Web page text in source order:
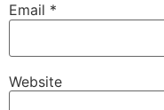
Email *
Website